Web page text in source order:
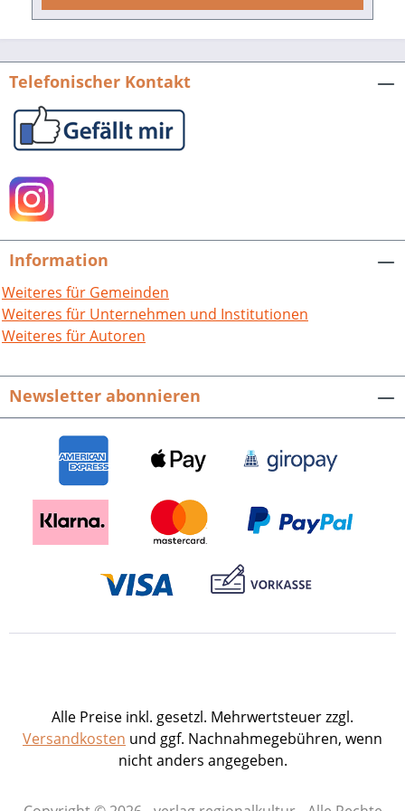
Südbaden.Hrsg. von Andreas Morgenstern.
Lebenswelten im ländlichen Raum.
Historische Erkundungen in Mittel- und
Südbaden, Band 5.208 Seiten mit 64
95505-157-0. EUR 18,90.
Telefonischer Kontakt
Information
Weiteres für Gemeinden
Weiteres für Unternehmen und Institutionen
Weiteres für Autoren
Newsletter abonnieren
Alle Preise inkl. gesetzl. Mehrwertsteuer zzgl.
Versandkosten und ggf. Nachnahmegebühren, wenn
nicht anders angegeben.